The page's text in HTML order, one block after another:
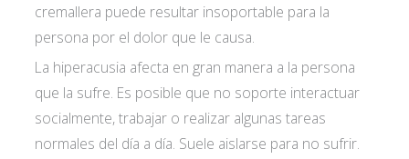
I accept theconditions*
cremallera puede resultar insoportable para la
persona por el dolor que le causa.
La hiperacusia afecta en gran manera a la persona
que la sufre. Es posible que no soporte interactuar
socialmente, trabajar o realizar algunas tareas
normales del día a día. Suele aislarse para no sufrir.